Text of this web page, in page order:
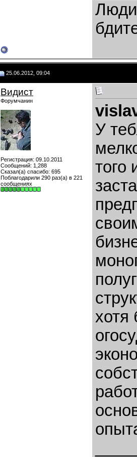
25.06.2012, 09:04
Видист
Форумчанин
Регистрация: 09.10.2011
Сообщений: 1,288
Сказал(а) спасибо: 695
Поблагодарили 290 раз(а) в 221
сообщениях
У
того
хотя